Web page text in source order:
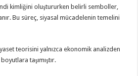
kimliğini oluştururken belirli semboller,
Bu süreç, siyasal mücadelenin temelini
teorisini yalnızca ekonomik analizden
taşımıştır.